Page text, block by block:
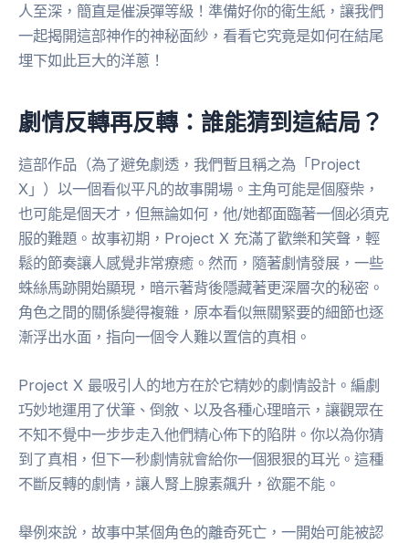
人至深，簡直是催淚彈等級！準備好你的衛生紙，讓我們
一起揭開這部神作的神秘面紗，看看它究竟是如何在結尾
埋下如此巨大的洋蔥！
劇情反轉再反轉：誰能猜到這結局？
這部作品（為了避免劇透，我們暫且稱之為「Project
X」）以一個看似平凡的故事開場。主角可能是個廢柴，
也可能是個天才，但無論如何，他/她都面臨著一個必須克
服的難題。故事初期，Project X 充滿了歡樂和笑聲，輕
鬆的節奏讓人感覺非常療癒。然而，隨著劇情發展，一些
蛛絲馬跡開始顯現，暗示著背後隱藏著更深層次的秘密。
角色之間的關係變得複雜，原本看似無關緊要的細節也逐
漸浮出水面，指向一個令人難以置信的真相。
Project X 最吸引人的地方在於它精妙的劇情設計。編劇
巧妙地運用了伏筆、倒敘、以及各種心理暗示，讓觀眾在
不知不覺中一步步走入他們精心佈下的陷阱。你以為你猜
到了真相，但下一秒劇情就會給你一個狠狠的耳光。這種
不斷反轉的劇情，讓人腎上腺素飆升，欲罷不能。
舉例來說，故事中某個角色的離奇死亡，一開始可能被認